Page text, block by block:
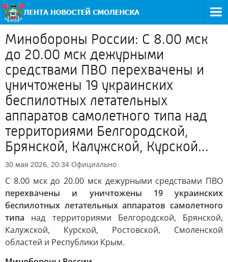
Минобороны России: С 8.00 мск
до 20.00 мск дежурными
средствами ПВО перехвачены и
уничтожены 19 украинских
беспилотных летательных
аппаратов самолетного типа над
территориями Белгородской,
Брянской, Калужской, Курской...
30 мая 2026, 20:34 Официально
С 8.00 мск до 20.00 мск дежурными средствами ПВО
перехвачены и уничтожены 19 украинских
беспилотных летательных аппаратов самолетного
типа над территориями Белгородской, Брянской,
Калужской, Курской, Ростовской, Смоленской
областей и Республики Крым.